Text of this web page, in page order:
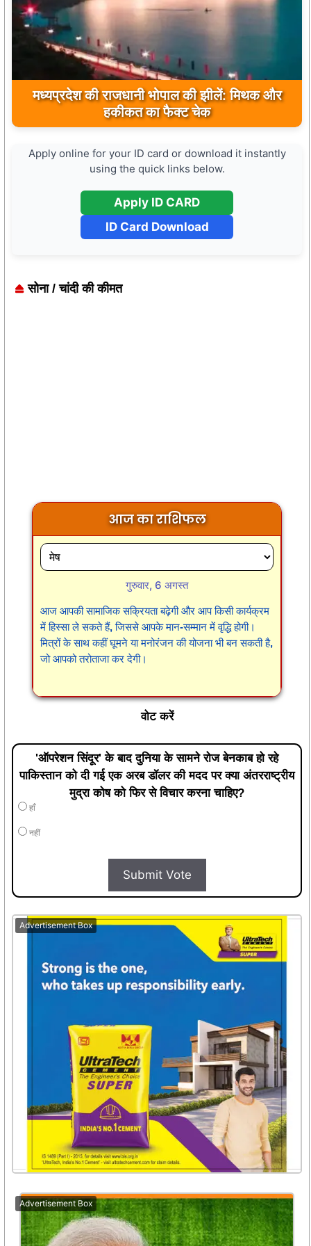
मध्यप्रदेश की राजधानी भोपाल की झीलें: मिथक और
हकीकत का फैक्ट चेक
मुख्यमंत्री डॉ. मोहन यादव ने मऊगंज के बहुती जलप्रपात
का अवलोकन कर पर्यटन विकास की दिशा में उठाया कदम
Apply online for your ID card or download it instantly
using the quick links below.
Apply ID CARD
ID Card Download
सोना / चांदी की कीमत
आज का राशिफल
गुरुवार, 6 अगस्त
आज आपकी सामाजिक सक्रियता बढ़ेगी और आप किसी कार्यक्रम
में हिस्सा ले सकते हैं, जिससे आपके मान-सम्मान में वृद्धि होगी।
मित्रों के साथ कहीं घूमने या मनोरंजन की योजना भी बन सकती है,
जो आपको तरोताजा कर देगी।
वोट करें
'ऑपरेशन सिंदूर' के बाद दुनिया के सामने रोज बेनकाब हो रहे
पाकिस्तान को दी गई एक अरब डॉलर की मदद पर क्या अंतरराष्ट्रीय
मुद्रा कोष को फिर से विचार करना चाहिए?
हाँ
नहीं
Submit Vote
Advertisement Box
Advertisement Box